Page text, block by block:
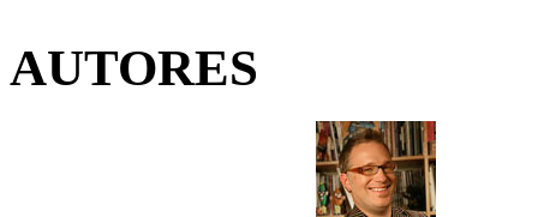
AUTORES